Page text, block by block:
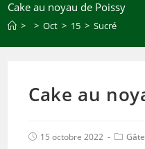
Cake au noyau de Poissy
> > Oct > 15 > Sucré
Cake au
15 octobre 2022